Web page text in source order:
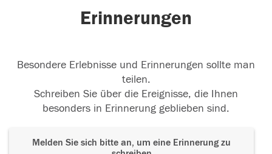
Erinnerungen
Besondere Erlebnisse und Erinnerungen sollte man
teilen.
Schreiben Sie über die Ereignisse, die Ihnen
besonders in Erinnerung geblieben sind.
Melden Sie sich bitte an, um eine Erinnerung zu